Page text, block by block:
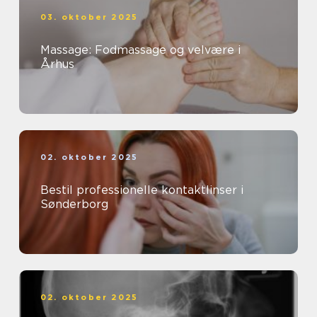
03. oktober 2025
Massage: Fodmassage og velvære i
Århus
02. oktober 2025
Bestil professionelle kontaktlinser i
Sønderborg
02. oktober 2025